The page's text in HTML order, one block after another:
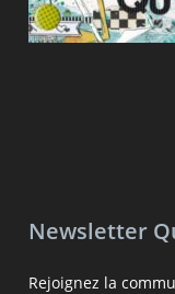
Newsletter
Rejoignez la